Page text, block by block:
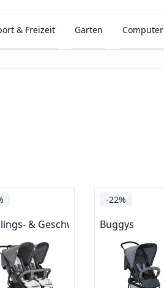
& Freizeit Garten Computer
& Geschwisterwagen
-22%
Buggys